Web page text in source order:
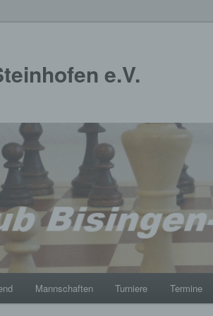
e.V.
Mannschaften Turniere Termine